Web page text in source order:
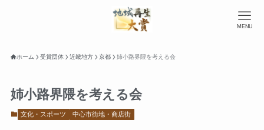
MENU
ホーム 受賞団体 近畿地方 京都 姉小路界隈を考える会
姉小路界隈を考える会
文化・スポーツ 中心市街地・商店街